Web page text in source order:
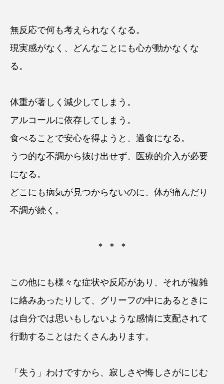
無反応で何も考えられなくなる。
現実感がなく、どんなことにも心が動かなくな
る。
体重が著しく減少してしまう。
アルコールに依存してしまう。
食べることで安心を得ようと、過食になる。
うつ的な不調から抜け出せず、医療的介入が必要
になる。
どこにも病気が見つからないのに、体が痛んだり
不調が続く。
＊ ＊ ＊
この他にも様々な症状や反応があり、それが複雑
に絡みあったりして、グリーフの中にあるときに
は自分では思いもしないような感情に支配されて
行動することはたくさんあります。
「失う」わけですから、寂しさや悔しさがにじむ